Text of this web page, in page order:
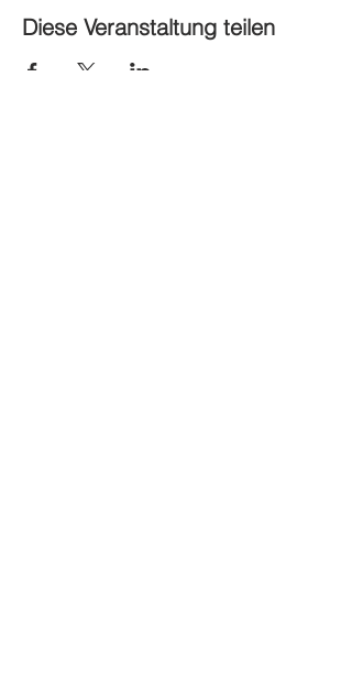
Diese Veranstaltung teilen